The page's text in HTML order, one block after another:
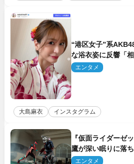
“港区女子”系
な浴衣姿に反響「
エンタメ
大島麻衣 インスタグラム
『仮面ライダーゼ
鷹が深い眠りに落
エンタメ